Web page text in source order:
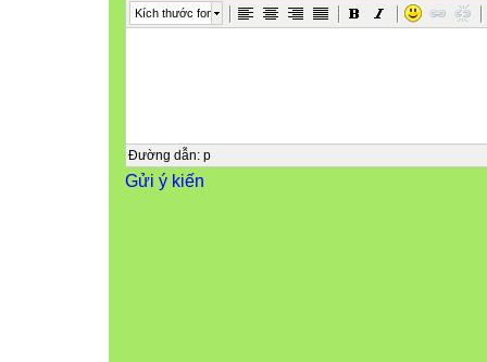
Kích thước font
Đường dẫn: p
Gửi ý kiến